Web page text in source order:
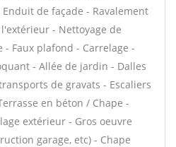
de façade - Ravalement
- Nettoyage de
Faux plafond - Carrelage -
- Allée de jardin - Dalles
de gravats - Escaliers
en béton / Chape -
extérieur - Gros oeuvre
garage, etc) - Chape